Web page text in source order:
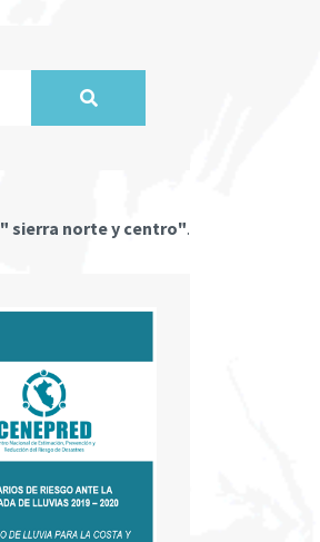
" sierra norte y centro".